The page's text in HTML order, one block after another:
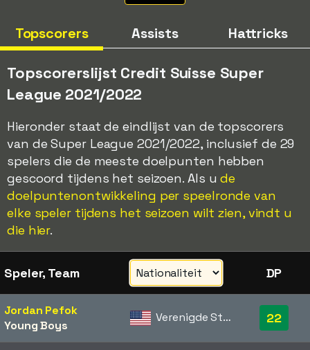
Topscorers Assists Hattricks
Topscorerslijst Credit Suisse Super
League 2021/2022
Hieronder staat de eindlijst van de topscorers
van de Super League 2021/2022, inclusief de 29
spelers die de meeste doelpunten hebben
gescoord tijdens het seizoen. Als ude
doelpuntenontwikkeling per speelronde van
elke speler tijdens het seizoen wilt zien, vindt u
die hier.
Speler, Team DP
Jordan Pefok
Young Boys
Verenigde Staten 22